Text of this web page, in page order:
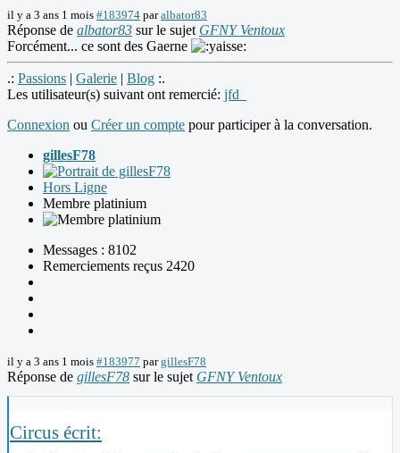
il y a 3 ans 1 mois #183974 paralbator83
Réponse de albator83 sur le sujet GFNY Ventoux
Forcément... ce sont des Gaerne
.: Passions | Galerie | Blog :.
Les utilisateur(s) suivant ont remercié: jfd_
Connexion ou Créer un compte pour participer à la conversation.
gillesF78
Hors Ligne
Membre platinium
Messages : 8102
Remerciements reçus 2420
il y a 3 ans 1 mois #183977 pargillesF78
Réponse de gillesF78 sur le sujet GFNY Ventoux
Circus écrit: